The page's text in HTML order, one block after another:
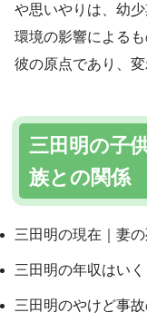
や思いやりは、幼
環境の影響による
彼の原点であり、
三田明の子
族との関係
三田明の現在｜妻
三田明の年収はい
三田明のやけど事